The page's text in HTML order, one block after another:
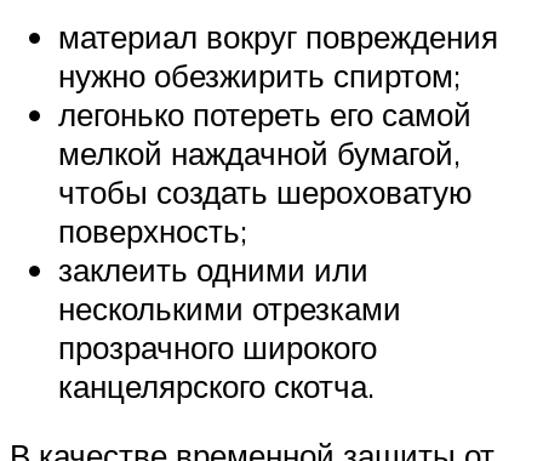
материал вокруг повреждения
нужно обезжирить спиртом;
легонько потереть его самой
мелкой наждачной бумагой,
чтобы создать шероховатую
поверхность;
заклеить одними или
несколькими отрезками
прозрачного широкого
канцелярского скотча.